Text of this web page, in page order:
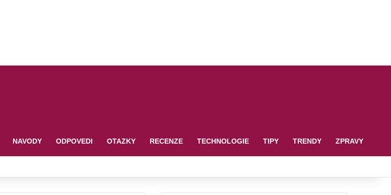
NAVODY ODPOVEDI OTAZKY RECENZE TECHNOLOGIE TIPY TRENDY ZPRAVY